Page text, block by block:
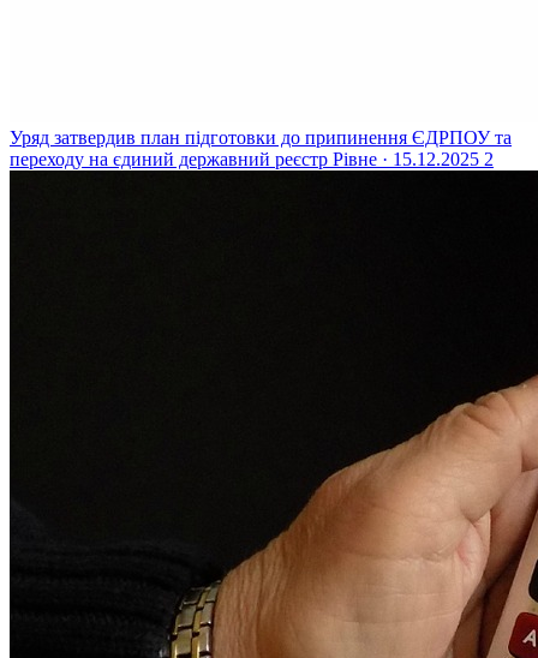
Уряд затвердив план підготовки до припинення ЄДРПОУ та
переходу на єдиний державний реєстр Рівне · 15.12.2025 2